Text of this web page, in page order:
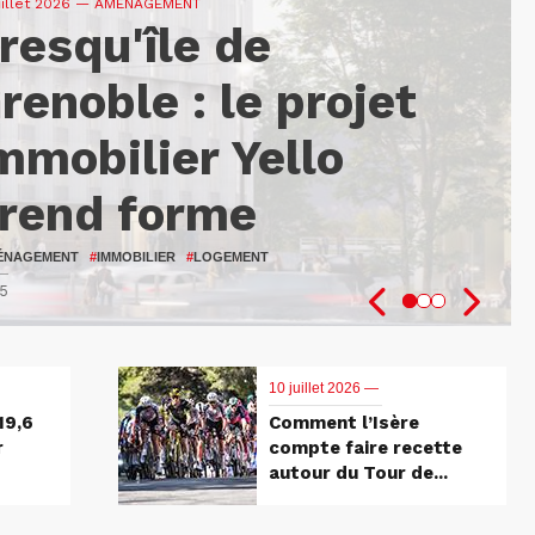
2026 — AMÉNAGEMENT
de
: le projet
Yello
forme
# IMMOBILIER # LOGEMENT
M€ pour
au
des patients
#UGA # RECHERCHE
—
l’Isère
faire recette
du Tour de
2026
#ISÈRE # ATTRACTIVITÉ DU TERRITOIRE
10 juillet 2026 —
Comment l’Isère
compte faire recette
autour du Tour de...